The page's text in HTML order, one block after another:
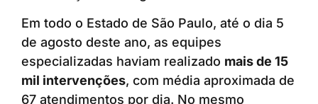
Em todo o Estado de São Paulo, até o dia 5
de agosto deste ano, as equipes
especializadas haviam realizado mais de 15
mil intervenções, com média aproximada de
67 atendimentos por dia. No mesmo